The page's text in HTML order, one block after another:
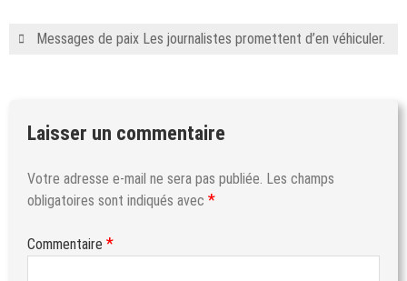
Messages de paix Les journalistes promettent d’en véhiculer.
Laisser un commentaire
Votre adresse e-mail ne sera pas publiée. Les champs
obligatoires sont indiqués avec *
Commentaire *